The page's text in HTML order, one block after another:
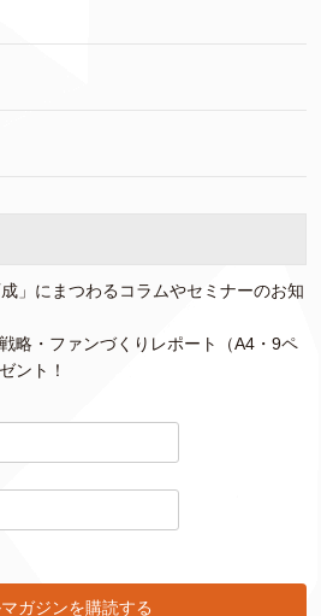
」にまつわるコラムやセミナーのお知
略・ファンづくりレポート（A4・9ペ
ント！
してください。